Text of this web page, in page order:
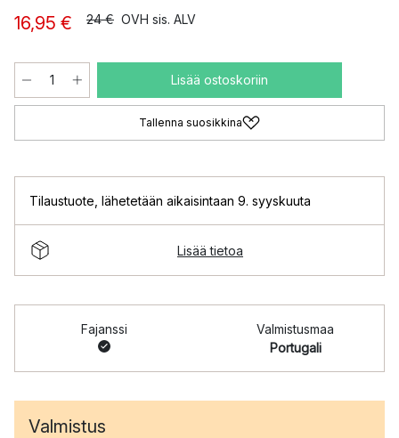
16,95 € 24 € OVH sis. ALV
Lisää ostoskoriin
Tallenna suosikkina
Tilaustuote lähetetään aikaisintaan 9. syyskuuta
Lisää tietoa
Fajanssi
Valmistusmaa
Portugali
Valmistus